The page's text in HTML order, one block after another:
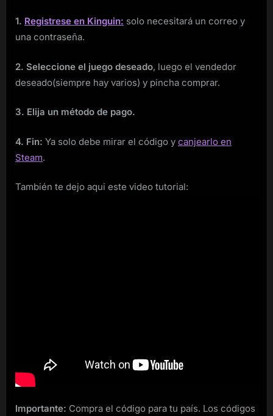
1. Registrese en Kinguin: solo necesitará un correo y
una contraseña.
2. Seleccione el juego deseado, luego el vendedor
deseado(siempre hay varios) y pincha comprar.
3. Elija un método de pago.
4. Fin: Ya solo debe mirar el código y canjearlo en
Steam.
También te dejo aqui este video tutorial:
Importante: Compra el código para tu país. Los códigos